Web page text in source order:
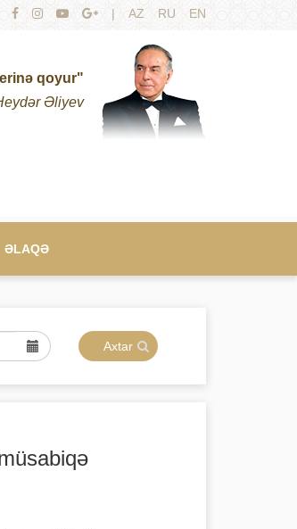
| AZ RU EN
qoyur"
Əliyev
ƏLAQƏ